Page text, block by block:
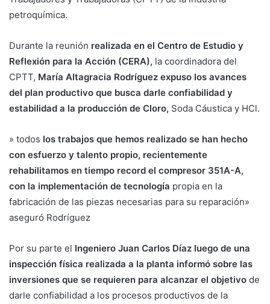
petroquímica.
Durante la reunión realizada en el Centro de Estudio y
Reflexión para la Acción (CERA), la coordinadora del
CPTT, María Altagracia Rodríguez expuso los avances
del plan productivo que busca darle confiabilidad y
estabilidad a la producción de Cloro, Soda Cáustica y HCl.
» todos los trabajos que hemos realizado se han hecho
con esfuerzo y talento propio, recientemente
rehabilitamos en tiempo record el compresor 351A-A,
con la implementación de tecnología propia en la
fabricación de las piezas necesarias para su reparación»
aseguró Rodríguez
Por su parte el Ingeniero Juan Carlos Díaz luego de una
inspección física realizada a la planta informó sobre las
inversiones que se requieren para alcanzar el objetivo de
darle confiabilidad a los procesos productivos de la